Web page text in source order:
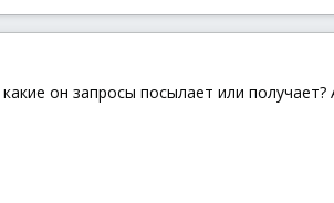
он запросы посылает или получает?